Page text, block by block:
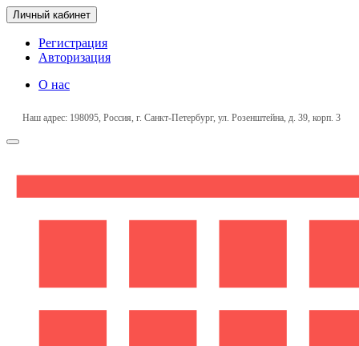
Личный кабинет
Регистрация
Авторизация
О нас
Наш адрес: 198095, Россия, г. Санкт-Петербург, ул. Розенштейна, д. 39, корп. 3